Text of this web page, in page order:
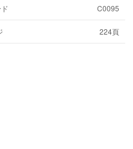
C0095
224頁